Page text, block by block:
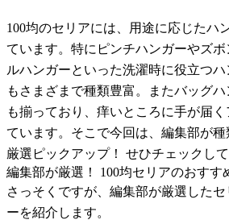
100均のセリアには、用途に応じたハ
ています。特にピンチハンガーやズ
ルハンガーといった洗濯時に役立つ
もさまざまで種類豊富。またバッグ
も揃っており、痒いところに手が届
ています。そこで今回は、編集部が
厳選ピックアップ！ せひチェックして
編集部が厳選！ 100均セリアのおすす
さっそくですが、編集部が厳選した
ーを紹介します。